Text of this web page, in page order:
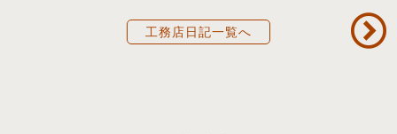
工務店日記一覧へ